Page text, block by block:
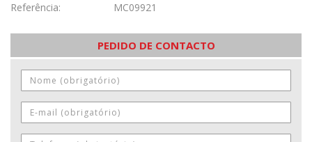
Referência: MC09921
PEDIDO DE CONTACTO